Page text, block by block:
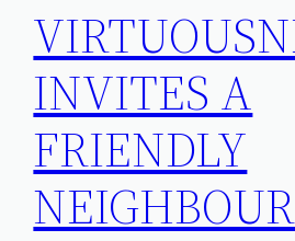
INVITES A
FRIENDLY